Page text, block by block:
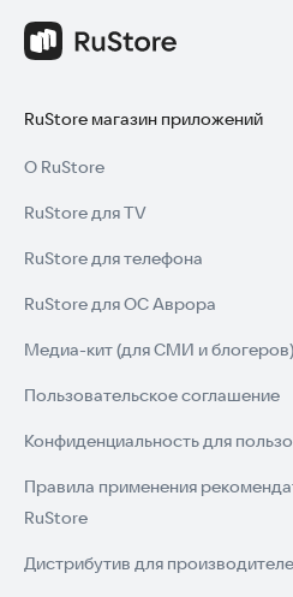
RuStore магазин приложений
О RuStore
RuStore для TV
RuStore для телефона
RuStore для ОС Аврора
Медиа-кит (для СМИ и блогеров)
Пользовательское соглашение
Конфиденциальность для
Правила применения
RuStore
Дистрибутив для